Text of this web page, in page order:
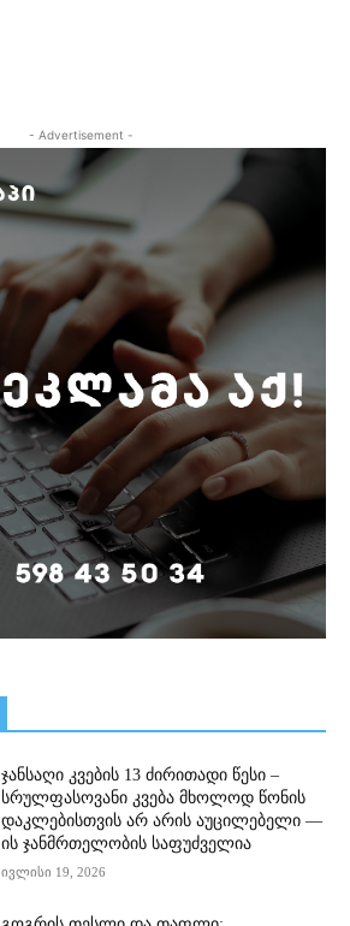
- Advertisement -
ჯანსაღი კვების 13 ძირითადი წესი –
სრულფასოვანი კვება მხოლოდ წონის
დაკლებისთვის არ არის აუცილებელი —
ის ჯანმრთელობის საფუძველია
ივლისი 19, 2026